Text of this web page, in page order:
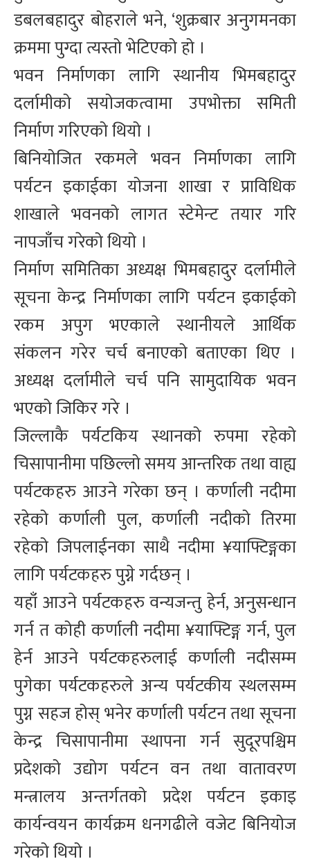
डबलबहादुर बोहराले भने, ‘शुक्रबार अनुगमनका
क्रममा पुग्दा त्यस्तो भेटिएको हो ।
भवन निर्माणका लागि स्थानीय भिमबहादुर
दर्लामीको सयोजकत्वामा उपभोक्ता समिती
निर्माण गरिएको थियो ।
बिनियोजित रकमले भवन निर्माणका लागि
पर्यटन इकाईका योजना शाखा र प्राविधिक
शाखाले भवनको लागत स्टेमेन्ट तयार गरि
नापजाँच गरेको थियो ।
निर्माण समितिका अध्यक्ष भिमबहादुर दर्लामीले
सूचना केन्द्र निर्माणका लागि पर्यटन इकाईको
रकम अपुग भएकाले स्थानीयले आर्थिक
संकलन गरेर चर्च बनाएको बताएका थिए ।
अध्यक्ष दर्लामीले चर्च पनि सामुदायिक भवन
भएको जिकिर गरे ।
जिल्लाकै पर्यटकिय स्थानको रुपमा रहेको
चिसापानीमा पछिल्लो समय आन्तरिक तथा वाह्य
पर्यटकहरु आउने गरेका छन् । कर्णाली नदीमा
रहेको कर्णाली पुल, कर्णाली नदीको तिरमा
रहेको जिपलाईनका साथै नदीमा ¥याफ्टिङ्गका
लागि पर्यटकहरु पुग्ने गर्दछन् ।
यहाँ आउने पर्यटकहरु वन्यजन्तु हेर्न, अनुसन्धान
गर्न त कोही कर्णाली नदीमा ¥याफ्टिङ्ग गर्न, पुल
हेर्न आउने पर्यटकहरुलाई कर्णाली नदीसम्म
पुगेका पर्यटकहरुले अन्य पर्यटकीय स्थलसम्म
पुग्न सहज होस् भनेर कर्णाली पर्यटन तथा सूचना
केन्द्र चिसापानीमा स्थापना गर्न सुदूरपश्चिम
प्रदेशको उद्योग पर्यटन वन तथा वातावरण
मन्त्रालय अन्तर्गतको प्रदेश पर्यटन इकाइ
कार्यन्वयन कार्यक्रम धनगढीले वजेट बिनियोज
गरेको थियो ।